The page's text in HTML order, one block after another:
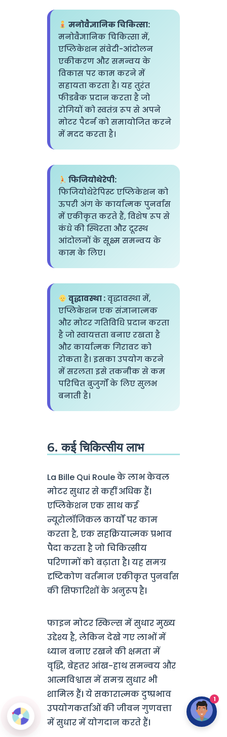
मनोवैज्ञानिक चिकित्सा:
मनोवैज्ञानिक चिकित्सा में,
एप्लिकेशन संवेदी-आंदोलन
एकीकरण और समन्वय के
विकास पर काम करने में
सहायता करता है। यह तुरंत
फीडबैक प्रदान करता है जो
रोगियों को स्वतंत्र रूप से अपने
मोटर पैटर्न को समायोजित करने
में मदद करता है।
फिजियोथेरेपी:
फिजियोथेरेपिस्ट एप्लिकेशन को
ऊपरी अंग के कार्यात्मक पुनर्वास
में एकीकृत करते हैं, विशेष रूप से
कंधे की स्थिरता और दूरस्थ
आंदोलनों के सूक्ष्म समन्वय के
काम के लिए।
वृद्धावस्था :वृद्धावस्था में,
एप्लिकेशन एक संज्ञानात्मक
और मोटर गतिविधि प्रदान करता
है जो स्वायत्तता बनाए रखता है
और कार्यात्मक गिरावट को
रोकता है। इसका उपयोग करने
में सरलता इसे तकनीक से कम
परिचित बुजुर्गों के लिए सुलभ
बनाती है।
6. कई चिकित्सीय लाभ
La Bille Qui Roule के लाभ केवल
मोटर सुधार से कहीं अधिक हैं।
एप्लिकेशन एक साथ कई
न्यूरोलॉजिकल कार्यों पर काम
करता है, एक सहक्रियात्मक प्रभाव
पैदा करता है जो चिकित्सीय
परिणामों को बढ़ाता है। यह समग्र
दृष्टिकोण वर्तमान एकीकृत पुनर्वास
की सिफारिशों के अनुरूप है।
फाइन मोटर स्किल्स में सुधार मुख्य
उद्देश्य है, लेकिन देखे गए लाभों में
ध्यान बनाए रखने की क्षमता में
वृद्धि, बेहतर आंख-हाथ समन्वय और
आत्मविश्वास में समग्र सुधार भी
शामिल हैं। ये सकारात्मक दुष्प्रभाव
उपयोगकर्ताओं की जीवन गुणवत्ता
में सुधार में योगदान करते हैं।
1